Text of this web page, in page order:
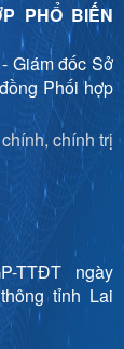
PHỔ BIẾN
Giám đốc Sở
Phối hợp
chính trị
TTĐT ngày
tỉnh Lai